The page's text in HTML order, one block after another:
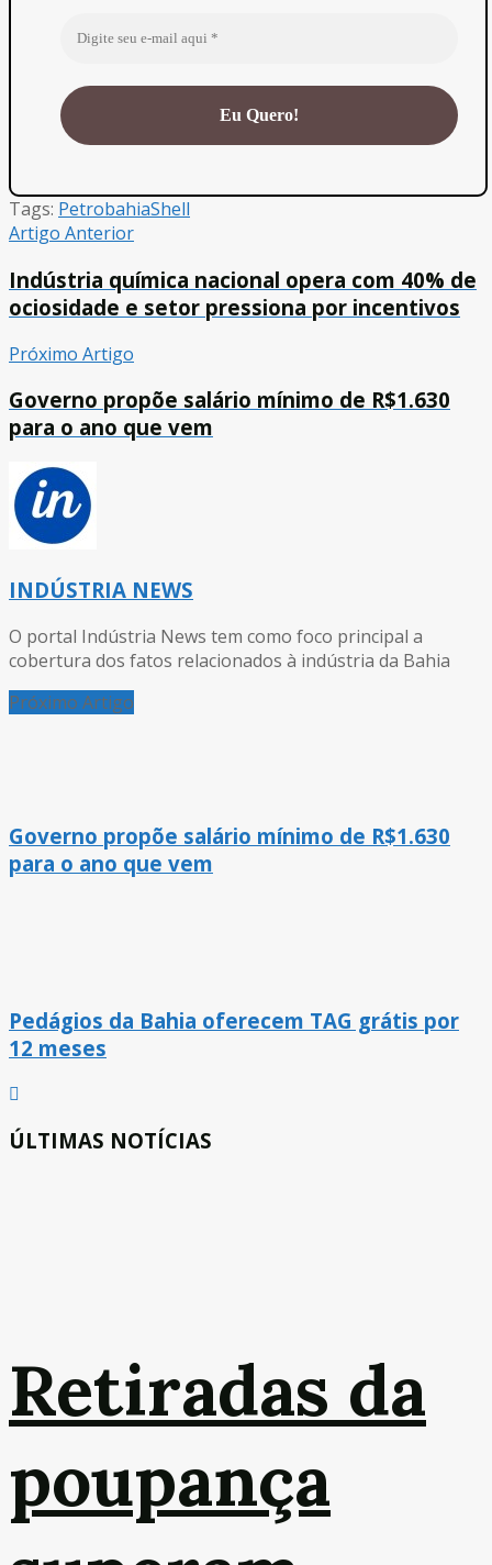
Tags: PetrobahiaShell
Artigo Anterior
Indústria química nacional opera com 40% de
ociosidade e setor pressiona por incentivos
Próximo Artigo
Governo propõe salário mínimo de R$1.630
para o ano que vem
INDÚSTRIA NEWS
O portal Indústria News tem como foco principal a
cobertura dos fatos relacionados à indústria da Bahia
Próximo Artigo
Governo propõe salário mínimo de R$1.630
para o ano que vem
Pedágios da Bahia oferecem TAG grátis por
12 meses
ÚLTIMAS NOTÍCIAS
Retiradas da
poupança